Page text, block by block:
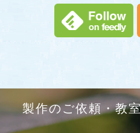
製作のご依頼・教